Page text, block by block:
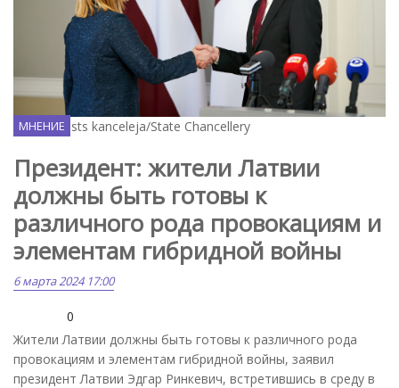
Flickr / Valsts kanceleja/State Chancellery
МНЕНИЕ
Президент: жители Латвии
должны быть готовы к
различного рода провокациям и
элементам гибридной войны
6 марта 2024 17:00
0
Жители Латвии должны быть готовы к различного рода
провокациям и элементам гибридной войны, заявил
президент Латвии Эдгар Ринкевич, встретившись в среду в